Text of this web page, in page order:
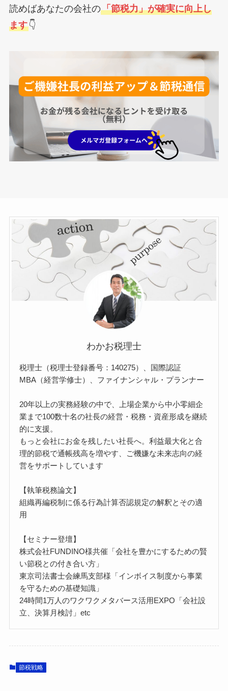
読めばあなたの会社の「節税力」が確実に向上し
ます👇
わかお税理士
税理士（税理士登録番号：140275）、国際認証
MBA（経営学修士）、ファイナンシャル・プランナー
20年以上の実務経験の中で、上場企業から中小零細企
業まで100数十名の社長の経営・税務・資産形成を継続
的に支援。
もっと会社にお金を残したい社長へ。利益最大化と合
理的節税で通帳残高を増やす、ご機嫌な未来志向の経
営をサポートしています
【執筆税務論文】
組織再編税制に係る行為計算否認規定の解釈とその適
用
【セミナー登壇】
株式会社FUNDINO様共催「会社を豊かにするための賢
い節税との付き合い方」
東京司法書士会練馬支部様「インボイス制度から事業
を守るための基礎知識」
24時間1万人のワクワクメタバース活用EXPO「会社設
立、決算月検討」etc
節税戦略